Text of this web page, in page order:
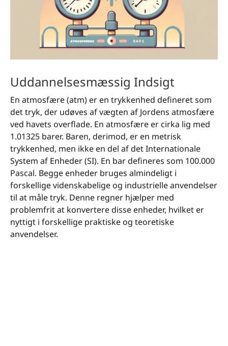
Uddannelsesmæssig Indsigt
En atmosfære (atm) er en trykkenhed defineret som
det tryk, der udøves af vægten af Jordens atmosfære
ved havets overflade. En atmosfære er cirka lig med
1.01325 barer. Baren, derimod, er en metrisk
trykkenhed, men ikke en del af det Internationale
System af Enheder (SI). En bar defineres som 100.000
Pascal. Begge enheder bruges almindeligt i
forskellige videnskabelige og industrielle anvendelser
til at måle tryk. Denne regner hjælper med
problemfrit at konvertere disse enheder, hvilket er
nyttigt i forskellige praktiske og teoretiske
anvendelser.